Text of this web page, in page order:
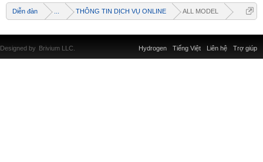
Diễn đàn THÔNG TIN DỊCH VỤ ONLINE ALL MODEL
Liên hệ Trợ giúp
Hydrogen Tiếng Việt
Designed by Brivium LLC.